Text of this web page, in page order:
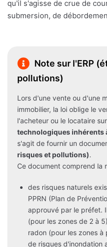
qu'il s'agisse de crue de
submersion, de
Note sur l'ERP
pollutions)
Lors d'une vente ou d'une
immobilier, la loi oblige le
l'acheteur ou le locataire
technologiques inhérents
s'agit de fournir un
risques et pollutions).
Ce document comprend la
des risques naturels
PPRN (Plan de
approuvé par le préfet.
(pour les zones de 2 à
radon (pour les zones
de risques d'inondation